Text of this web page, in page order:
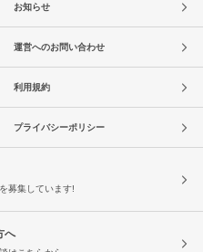
お知らせ
運営へのお問い合わせ
利用規約
プライバシーポリシー
募集しています!
へ